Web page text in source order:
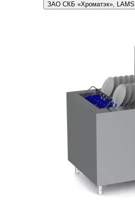
ЗАО СКБ «Хроматэк»,